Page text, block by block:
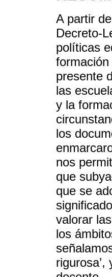
A partir
Decreto-
políticas
presente
las
y la
los
nos
que
que se
valorar
los